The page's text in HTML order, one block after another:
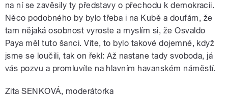
na ní se zavěsily ty představy o přechodu k demokracii.
Něco podobného by bylo třeba i na Kubě a doufám, že
tam nějaká osobnost vyroste a myslím si, že Osvaldo
Paya měl tuto šanci. Víte, to bylo takové dojemné, když
jsme se loučili, tak on řekl: Až nastane tady svoboda, já
vás pozvu a promluvíte na hlavním havanském náměstí.
Zita SENKOVÁ, moderátorka